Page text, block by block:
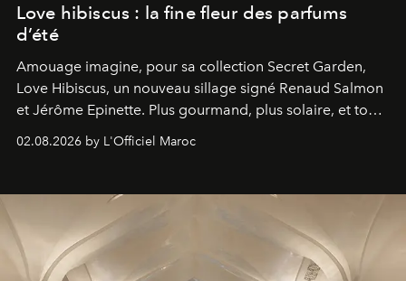
Love hibiscus : la fine fleur des parfums
d’été
Amouage imagine, pour sa collection Secret Garden,
Love Hibiscus, un nouveau sillage signé Renaud Salmon
et Jérôme Epinette. Plus gourmand, plus solaire, et tout
02.08.2026 by L'Officiel Maroc